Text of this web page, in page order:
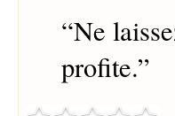
“Ne
profite.”